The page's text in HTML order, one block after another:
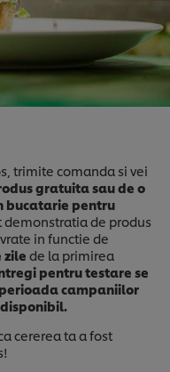
trimite comanda si vei
gratuita sau de o
bucatarie pentru
demonstratia de produs
in functie de
zile de la primirea
pentru testare se
campaniilor
cererea ta a fost